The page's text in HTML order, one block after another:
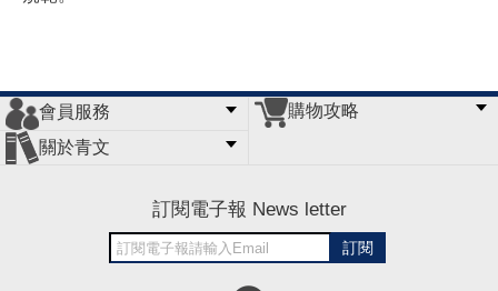
會員服務
會員辦法
客服信箱
隱私條款
網站導覽
購物攻略
關於青文
訂閱電子報 News letter
訂閱